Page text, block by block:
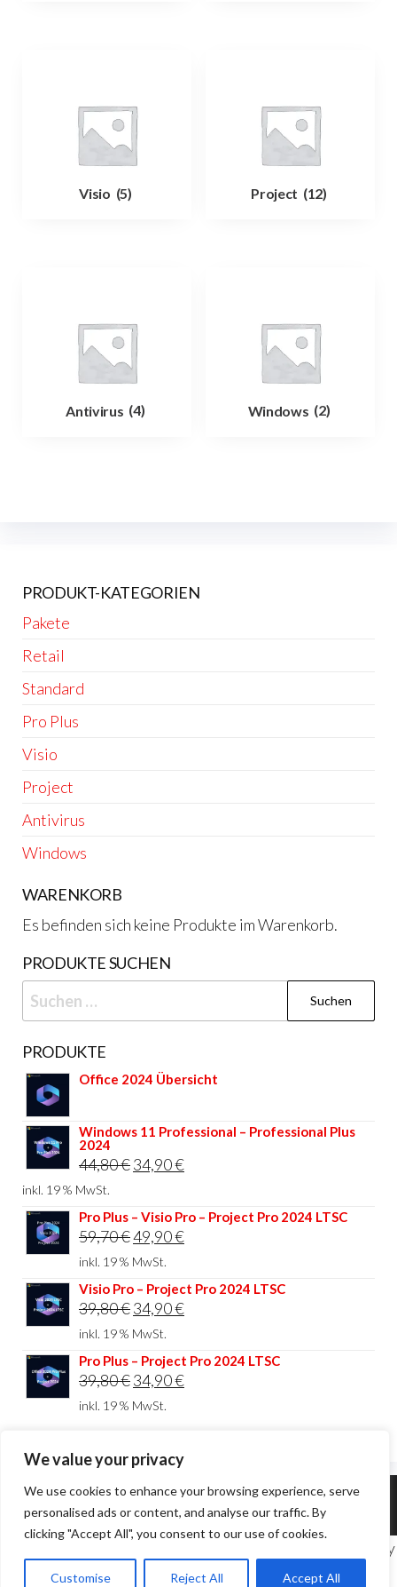
We value your privacy
We use cookies to enhance your browsing experience, serve
personalised ads or content, and analyse our traffic. By
clicking "Accept All", you consent to our use of cookies.
Customise Reject All Accept All
Visio (5) Project (12)
Antivirus (4) Windows (2)
PRODUKT-KATEGORIEN
Pakete
Retail
Standard
Pro Plus
Visio
Project
Antivirus
Windows
WARENKORB
Es befinden sich keine Produkte im Warenkorb.
PRODUKTE SUCHEN
Suchen
nach:
PRODUKTE
Office 2024 Übersicht
Windows 11 Professional – Professional Plus
2024
44,80€Ursprünglicher
war:
44,80 €
34,90€Aktueller
ist:
34,90 €.
inkl. 19 % MwSt.
Pro Plus – Visio Pro – Project Pro 2024 LTSC
59,70€Ursprünglicher
Preis
war:
59,70 €
49,90€Aktueller
ist:
49,90 €.
inkl. 19 % MwSt.
Visio Pro – Project Pro 2024 LTSC
39,80€Ursprünglicher
Preis
war:
39,80 €
34,90€Aktueller
ist:
34,90 €.
inkl. 19 % MwSt.
Pro Plus – Project Pro 2024 LTSC
39,80€Ursprünglicher
Preis
39,80 €
34,90€Aktueller
34,90 €.
inkl. 19 % MwSt.
Theme vonEnvoThemes
ESD-Handel. Alle Rechte vorbehalten | Design by
AS IT